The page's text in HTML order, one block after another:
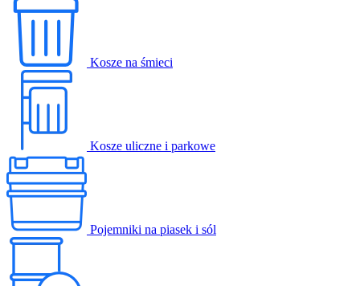
Kosze na śmieci
Kosze uliczne i parkowe
Pojemniki na piasek i sól